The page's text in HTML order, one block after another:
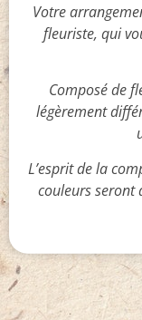
Votre
fleuriste, qui
Composé de
légèrement
L’esprit de la
couleurs seront